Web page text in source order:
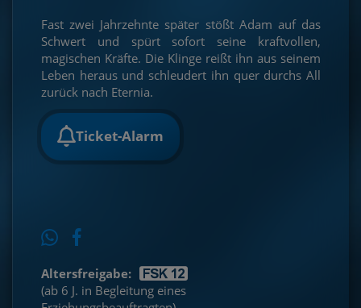
Fast zwei Jahrzehnte später stößt Adam auf das
Schwert und spürt sofort seine kraftvollen,
magischen Kräfte. Die Klinge reißt ihn aus seinem
Leben heraus und schleudert ihn quer durchs All
zurück nach Eternia.
Ticket-Alarm
Altersfreigabe:
(ab 6 J. in Begleitung eines